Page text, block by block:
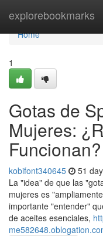
explorebookmarks
Home
Home
1
Gotas de
Mujeres:
Funcionan?
kobifont340645 51
La "idea" de que las
mujeres es
importante "entender"
de aceites esenciales,